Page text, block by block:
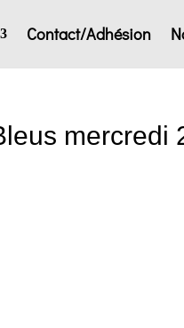
Contact/Adhésion
mercredi